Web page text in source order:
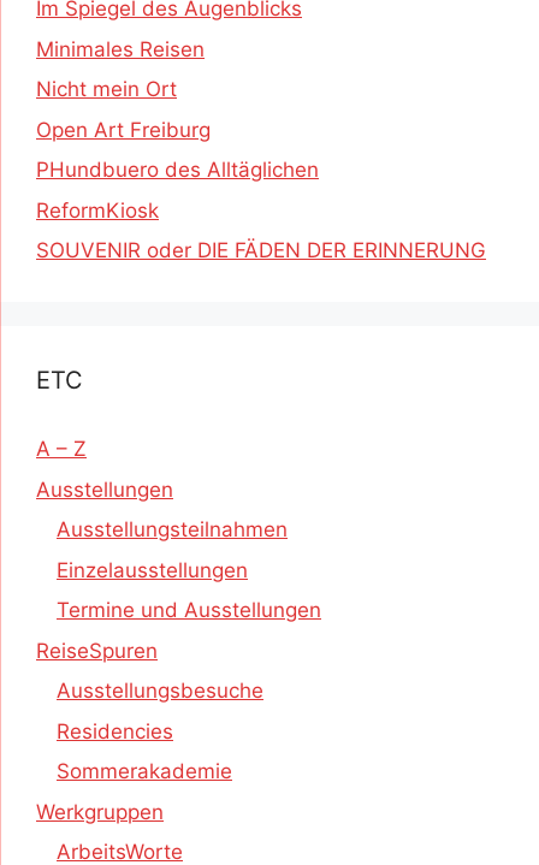
Im Spiegel des Augenblicks
Minimales Reisen
Nicht mein Ort
Open Art Freiburg
PHundbuero des Alltäglichen
ReformKiosk
SOUVENIR oder DIE FÄDEN DER ERINNERUNG
ETC
A – Z
Ausstellungen
Ausstellungsteilnahmen
Einzelausstellungen
Termine und Ausstellungen
ReiseSpuren
Ausstellungsbesuche
Residencies
Sommerakademie
Werkgruppen
ArbeitsWorte